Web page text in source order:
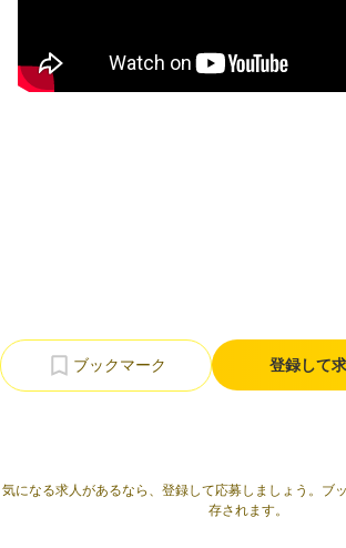
法人向け資料ダウンロード
/採用検討企業様へ
登録して
気になる求人があるなら、登録して応募しましょう。ブ
存されます。